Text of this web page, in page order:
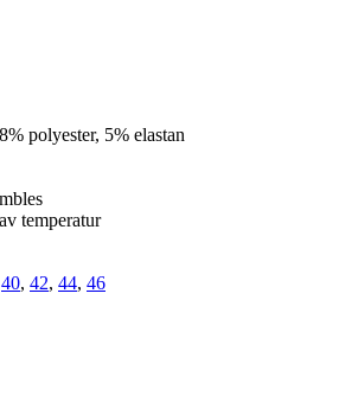
polyester, 5% elastan
temperatur
40, 42, 44, 46